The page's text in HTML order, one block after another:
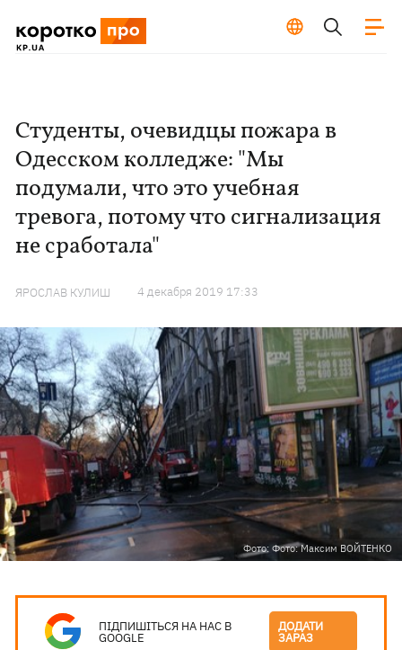
Студенты, очевидцы пожара в
Одесском колледже: "Мы
подумали, что это учебная
тревога, потому что сигнализация
не сработала"
ЯРОСЛАВ КУЛИШ 4 декабря 2019 17:33
Фото: Фото: Максим ВОЙТЕНКО
ПІДПИШІТЬСЯ НА НАС В
GOOGLE
ДОДАТИ
ЗАРАЗ